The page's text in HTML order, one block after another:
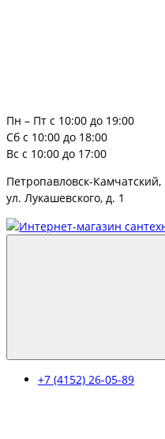
Пн – Пт с 10:00 до 19:00
Сб с 10:00 до 18:00
Вс с 10:00 до 17:00
Петропавловск-Камчатский,
ул. Лукашевского, д. 1
+7 (4152) 26-05-89